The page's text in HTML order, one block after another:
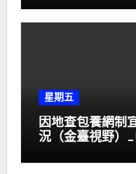
星期五
因地查包養網制
況（金臺視野）